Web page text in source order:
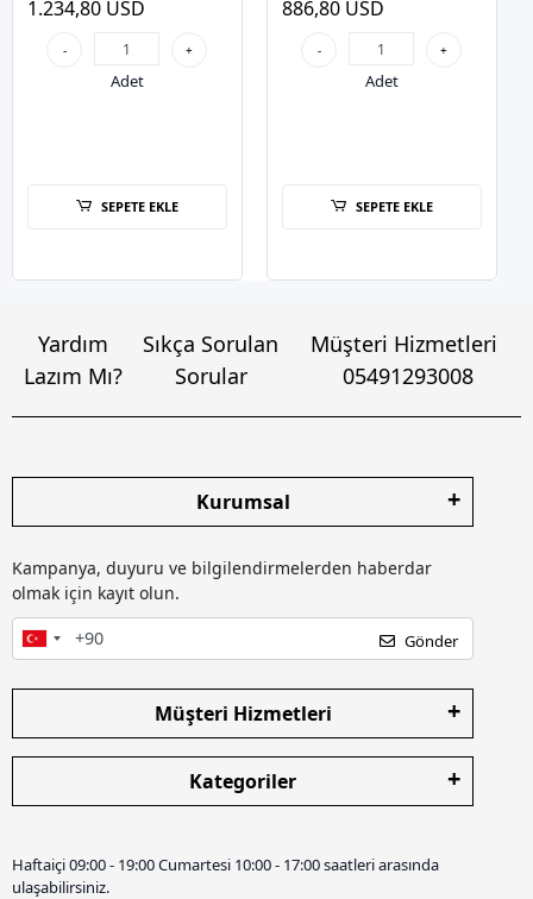
Notebook 3 yıl garanti
1.234,80 USD
- +
Adet
SEPETE EKLE
886,80 USD
- +
Adet
SEPETE EKLE
Yardım
Lazım Mı?
Sıkça Sorulan
Sorular
Müşteri Hizmetleri
05491293008
Kurumsal
Kampanya, duyuru ve bilgilendirmelerden haberdar
olmak için kayıt olun.
Gönder
Müşteri Hizmetleri
Kategoriler
Haftaiçi 09:00 - 19:00 Cumartesi 10:00 - 17:00 saatleri arasında
ulaşabilirsiniz.